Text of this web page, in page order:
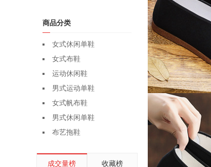
商品分类
女式休闲单鞋
女式布鞋
运动休闲鞋
男式运动单鞋
女式帆布鞋
男式休闲单鞋
布艺拖鞋
成交量榜 收藏榜